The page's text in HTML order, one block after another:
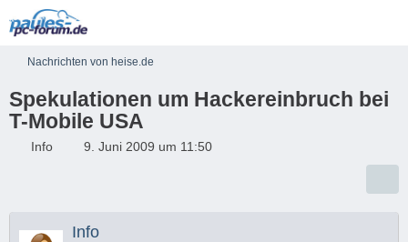
Nachrichten von heise.de
Spekulationen um Hackereinbruch bei
T-Mobile USA
Info 9. Juni 2009 um 11:50
Info